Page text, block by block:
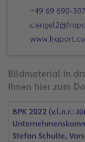
+49 69 690-
Bildmaterial in
Ihnen hier zum
BPK 2022 (v.l.n.r.:
Stefan Schulte,